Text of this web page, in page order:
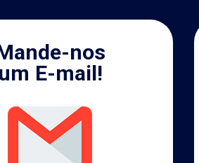
nos
um E-mail!